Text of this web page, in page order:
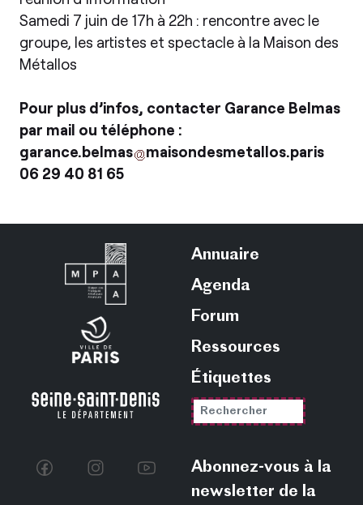
Samedi 7 juin de 17h à 22h : rencontre avec le
groupe, les artistes et spectacle à la Maison des
Métallos
Pour plus d’infos, contacter Garance Belmas
par mail ou téléphone :
garance.belmas
maisondesmetallos.paris
06 29 40 81 65
Annuaire
Agenda
Forum
Ressources
Étiquettes
Abonnez-vous à la
newsletter de la